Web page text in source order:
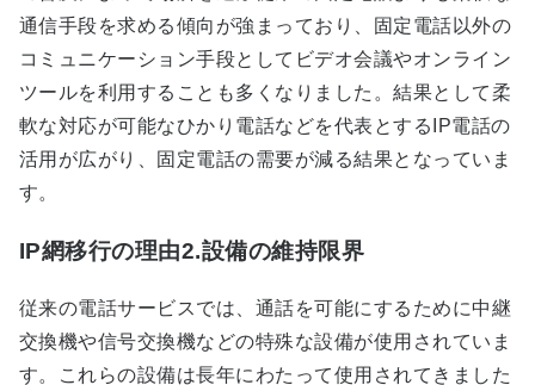
通信手段を求める傾向が強まっており、固定電話以外の
コミュニケーション手段としてビデオ会議やオンライン
ツールを利用することも多くなりました。結果として柔
軟な対応が可能なひかり電話などを代表とするIP電話の
活用が広がり、固定電話の需要が減る結果となっていま
す。
IP網移行の理由2.設備の維持限界
従来の電話サービスでは、通話を可能にするために中継
交換機や信号交換機などの特殊な設備が使用されていま
す。これらの設備は長年にわたって使用されてきました